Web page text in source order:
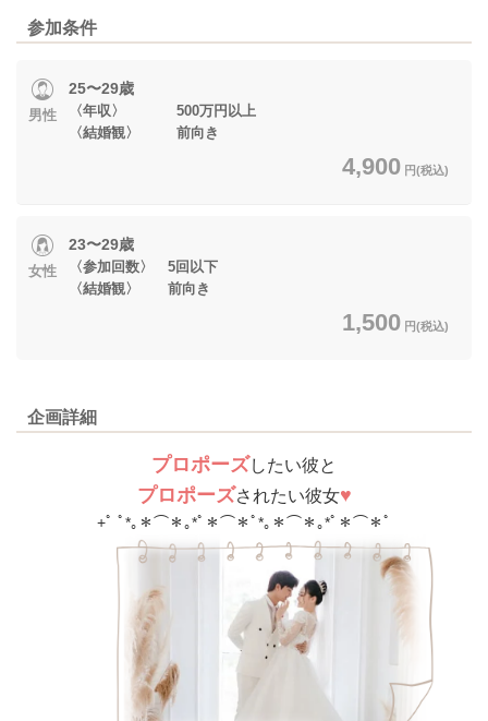
参加条件
男性
25〜29歳
〈年収〉 500万円以上
〈結婚観〉 前向き
4,900 円(税込)
女性
23〜29歳
〈参加回数〉 5回以下
〈結婚観〉 前向き
1,500 円(税込)
企画詳細
プロポーズしたい彼と
プロポーズされたい彼女♥
+ﾟ ﾟ*｡＊⌒＊｡*ﾟ＊⌒＊ﾟ*｡＊⌒＊｡*ﾟ＊⌒＊ﾟ